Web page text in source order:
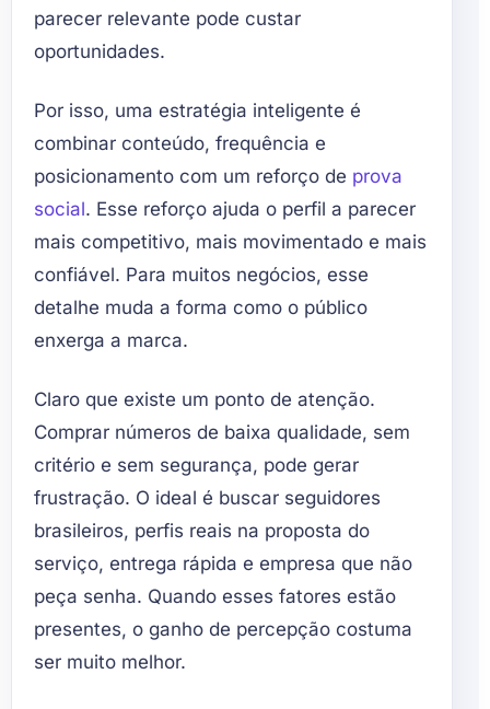
parecer relevante pode custar
oportunidades.
Por isso, uma estratégia inteligente é
combinar conteúdo, frequência e
posicionamento com um reforço de prova
social. Esse reforço ajuda o perfil a parecer
mais competitivo, mais movimentado e mais
confiável. Para muitos negócios, esse
detalhe muda a forma como o público
enxerga a marca.
Claro que existe um ponto de atenção.
Comprar números de baixa qualidade, sem
critério e sem segurança, pode gerar
frustração. O ideal é buscar seguidores
brasileiros, perfis reais na proposta do
serviço, entrega rápida e empresa que não
peça senha. Quando esses fatores estão
presentes, o ganho de percepção costuma
ser muito melhor.